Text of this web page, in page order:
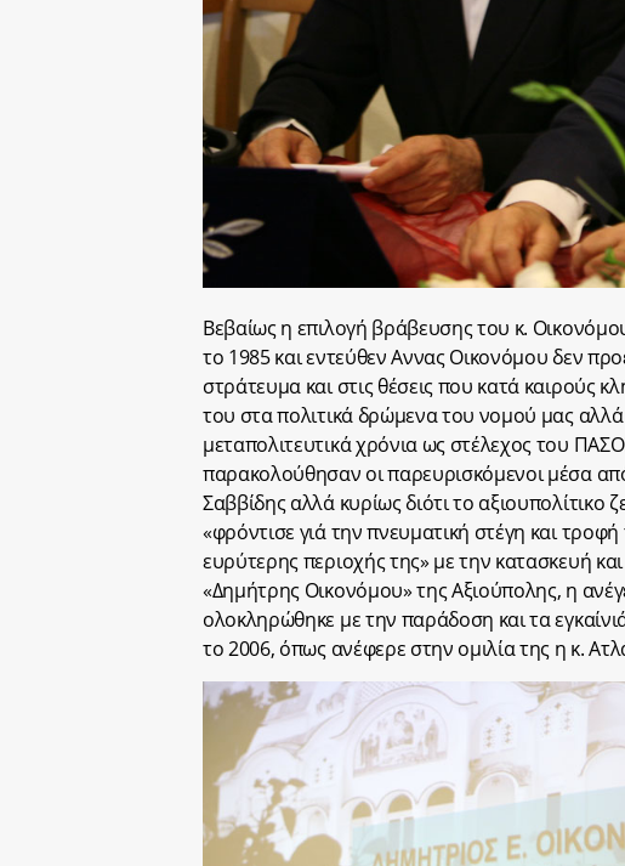
Βεβαίως η επιλογή βράβευσης του κ.
το 1985 και εντεύθεν Αννας Οικονόμου δεν
στράτευμα και στις θέσεις που κατά καιρούς
του στα πολιτικά δρώμενα του νομού μας
μεταπολιτευτικά χρόνια ως στέλεχος του
παρακολούθησαν οι παρευρισκόμενοι μέσα
Σαββίδης αλλά κυρίως διότι το
«φρόντισε γιά την πνευματική στέγη και
ευρύτερης περιοχής της» με την κατασκευή
«Δημήτρης Οικονόμου» της Αξιούπολης, η
ολοκληρώθηκε με την παράδοση και τα
το 2006, όπως ανέφερε στην ομιλία της η κ.